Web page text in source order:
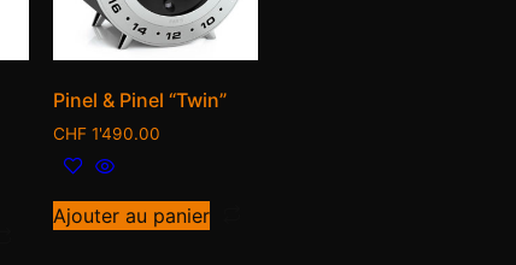
Pinel & Pinel “Twin”
CHF 1'490.00
Ajouter au panier